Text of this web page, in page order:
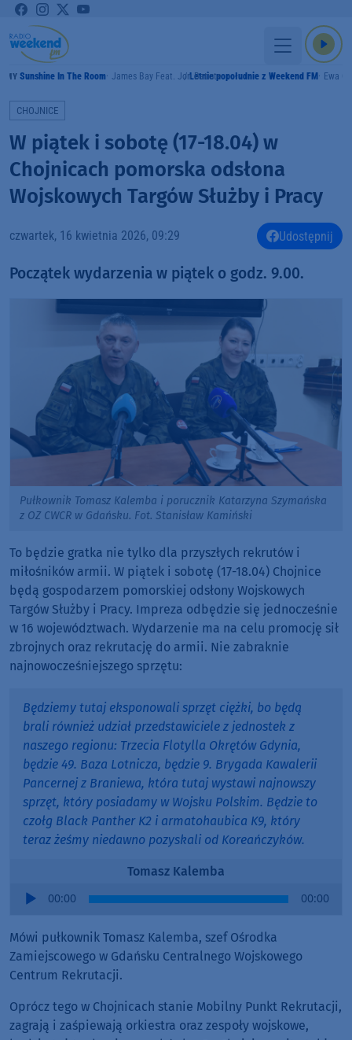
Sunshine In The Room James Bay Feat. Jon BatisteLetnie popołudnie z Weekend FM Ewa
CHOJNICE
W piątek i sobotę (17-18.04) w
Chojnicach pomorska odsłona
Wojskowych Targów Służby i Pracy
czwartek, 16 kwietnia 2026, 09:29 Udostępnij
Początek wydarzenia w piątek o godz. 9.00.
Pułkownik Tomasz Kalemba i porucznik Katarzyna Szymańska
z OZ CWCR w Gdańsku. Fot. Stanisław Kamiński
To będzie gratka nie tylko dla przyszłych rekrutów i
miłośników armii. W piątek i sobotę (17-18.04) Chojnice
będą gospodarzem pomorskiej odsłony Wojskowych
Targów Służby i Pracy. Impreza odbędzie się jednocześnie
w 16 województwach. Wydarzenie ma na celu promocję sił
zbrojnych oraz rekrutację do armii. Nie zabraknie
najnowocześniejszego sprzętu:
Będziemy tutaj eksponowali sprzęt ciężki, bo będą
brali również udział przedstawiciele z jednostek z
naszego regionu: Trzecia Flotylla Okrętów Gdynia,
będzie 49. Baza Lotnicza, będzie 9. Brygada Kawalerii
Pancernej z Braniewa, która tutaj wystawi najnowszy
sprzęt, który posiadamy w Wojsku Polskim. Będzie to
czołg Black Panther K2 i armatohaubica K9, który
teraz żeśmy niedawno pozyskali od Koreańczyków.
Tomasz Kalemba
Audio
00:00 00:00
Mówi pułkownik Tomasz Kalemba, szef Ośrodka
Zamiejscowego w Gdańsku Centralnego Wojskowego
Centrum Rekrutacji.
Oprócz tego w Chojnicach stanie Mobilny Punkt Rekrutacji,
zagrają i zaśpiewają orkiestra oraz zespoły wojskowe,